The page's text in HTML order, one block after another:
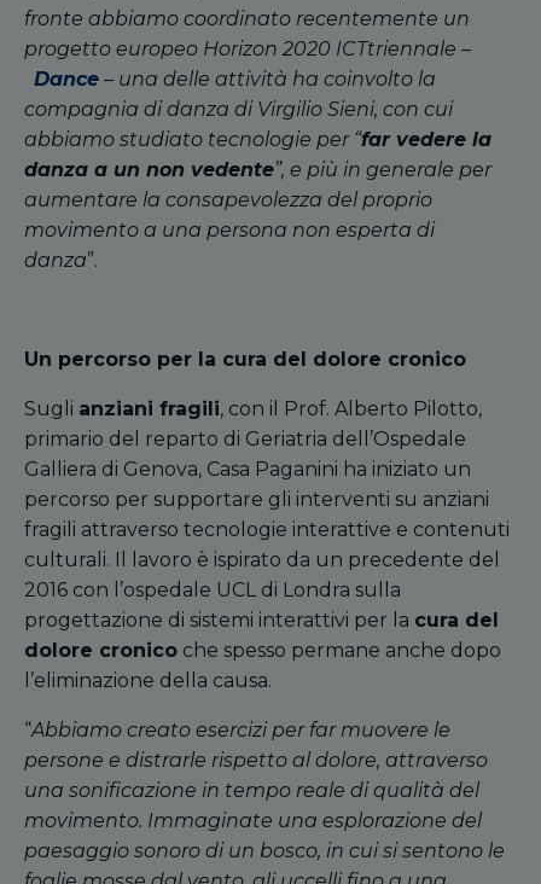
fronte abbiamo coordinato recentemente un
progetto europeo Horizon 2020 ICTtriennale –
Dance – una delle attività ha coinvolto la
compagnia di danza di Virgilio Sieni, con cui
abbiamo studiato tecnologie per “far vedere la
danza a un non vedente”, e più in generale per
aumentare la consapevolezza del proprio
movimento a una persona non esperta di
danza”.
Un percorso per la cura del dolore cronico
Sugli anziani fragili, con il Prof. Alberto Pilotto,
primario del reparto di Geriatria dell’Ospedale
Galliera di Genova, Casa Paganini ha iniziato un
percorso per supportare gli interventi su anziani
fragili attraverso tecnologie interattive e contenuti
culturali. Il lavoro è ispirato da un precedente del
2016 con l’ospedale UCL di Londra sulla
progettazione di sistemi interattivi per la cura del
dolore cronico che spesso permane anche dopo
l’eliminazione della causa.
“Abbiamo creato esercizi per far muovere le
persone e distrarle rispetto al dolore, attraverso
una sonificazione in tempo reale di qualità del
movimento. Immaginate una esplorazione del
paesaggio sonoro di un bosco, in cui si sentono le